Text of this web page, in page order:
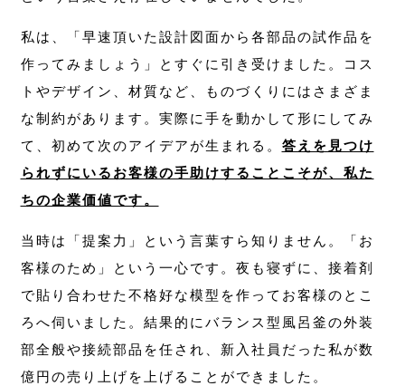
私は、「早速頂いた設計図面から各部品の試作品を
作ってみましょう」とすぐに引き受けました。コス
トやデザイン、材質など、ものづくりにはさまざま
な制約があります。実際に手を動かして形にしてみ
て、初めて次のアイデアが生まれる。 答えを見つけ
られずにいるお客様の手助けすることこそが、私た
ちの企業価値です。
当時は「提案力」という言葉すら知りません。「お
客様のため」という一心です。夜も寝ずに、接着剤
で貼り合わせた不格好な模型を作ってお客様のとこ
ろへ伺いました。結果的にバランス型風呂釜の外装
部全般や接続部品を任され、新入社員だった私が数
億円の売り上げを上げることができました。